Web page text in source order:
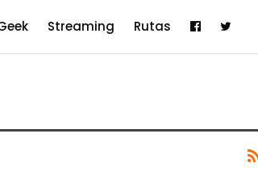
Streaming Rutas